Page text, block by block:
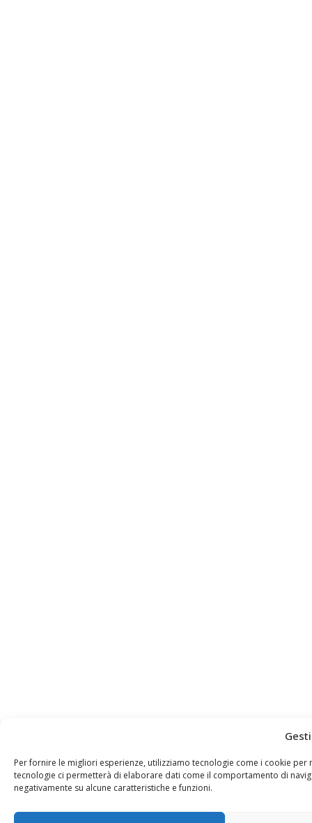
Per fornire le migliori esperienze, utilizziamo tecnologie come i cookie
tecnologie ci permetterà di elaborare dati come il comportamento di
negativamente su alcune caratteristiche e funzioni.